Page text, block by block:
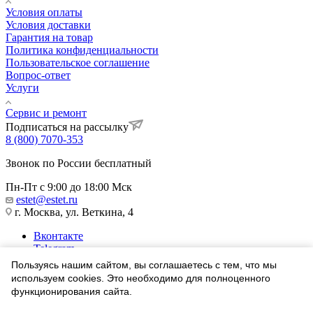
Условия оплаты
Условия доставки
Гарантия на товар
Политика конфиденциальности
Пользовательское соглашение
Вопрос-ответ
Услуги
Сервис и ремонт
Подписаться на рассылку
8 (800) 7070-353
Звонок по России бесплатный
Пн-Пт с 9:00 до 18:00 Мск
estet@estet.ru
г. Москва, ул. Веткина, 4
Вконтакте
Telegram
Одноклассники
WhatsApp
1991-2026 © Ювелирный Дом ЭСТЕТ
Пользуясь нашим сайтом, вы соглашаетесь с тем, что мы
используем cookies. Это необходимо для полноценного
функционирования сайта.